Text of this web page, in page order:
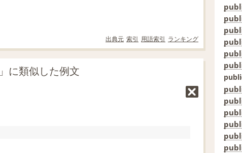
出典元 索引 用語索引 ランキング
に類似した例文